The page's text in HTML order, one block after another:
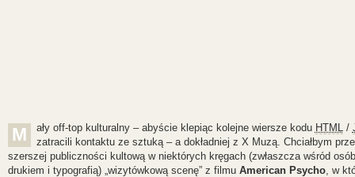
M ały off-top kulturalny – abyście klepiąc kolejne wiersze kodu HTML /
zatracili kontaktu ze sztuką – a dokładniej z X Muzą. Chciałbym
szerszej publiczności kultową w niektórych kręgach (zwłaszcza wśród
drukiem i typografią) „wizytówkową scenę” z filmu American Psycho, w